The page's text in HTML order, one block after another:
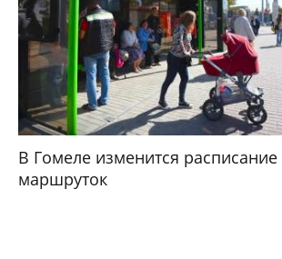
В Гомеле изменится
маршруток